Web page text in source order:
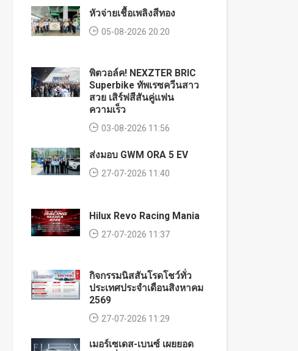
หัวจ่ายเชื้อเพลิงสีทอง
05-08-2026 20:20
พิตวอล์ค! NEXZTER BRIC
Superbike ทัพเรซควีนสาว
สวย เสิร์ฟสีสันคู่แฟน
ความเร็ว
03-08-2026 11:56
ส่งมอบ GWM ORA 5 EV
27-07-2026 11:40
Hilux Revo Racing Mania
27-07-2026 11:37
กิจกรรมนิสสันโรดโชว์ทั่ว
ประเทศประจำเดือนสิงหาคม
2569
27-07-2026 11:29
เมอร์เซเดส-เบนซ์ เผยยอด